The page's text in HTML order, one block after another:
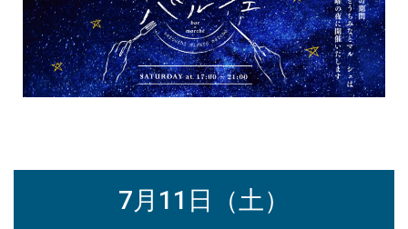
り
替
え
7月11日（土）